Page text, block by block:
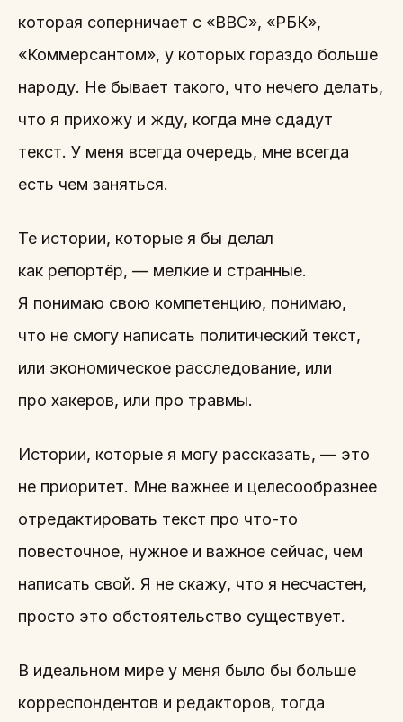
которая соперничает с «BBC», «РБК»,
«Коммерсантом», у которых гораздо больше
народу. Не бывает такого, что нечего делать,
что я прихожу и жду, когда мне сдадут
текст. У меня всегда очередь, мне всегда
есть чем заняться.
Те истории, которые я бы делал
как репортёр, — мелкие и странные.
Я понимаю свою компетенцию, понимаю,
что не смогу написать политический текст,
или экономическое расследование, или
про хакеров, или про травмы.
Истории, которые я могу рассказать, — это
не приоритет. Мне важнее и целесообразнее
отредактировать текст про что-то
повесточное, нужное и важное сейчас, чем
написать свой. Я не скажу, что я несчастен,
просто это обстоятельство существует.
В идеальном мире у меня было бы больше
корреспондентов и редакторов, тогда